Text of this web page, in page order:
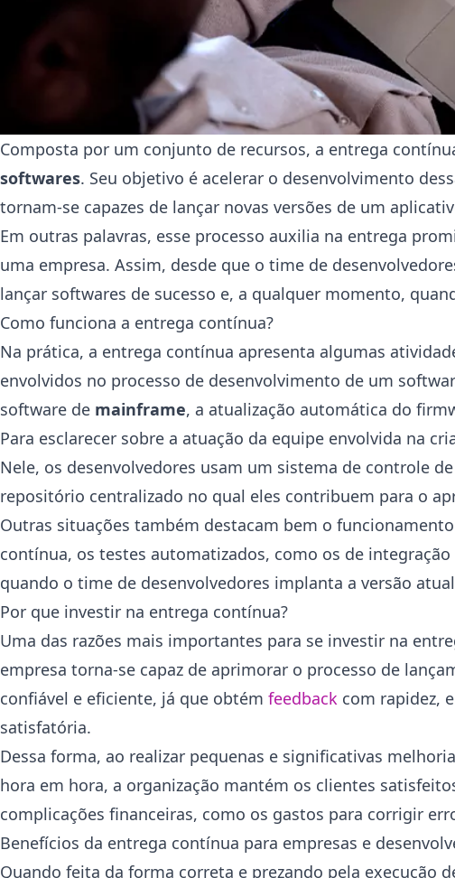
Composta por um conjunto de recursos, a entrega
softwares. Seu objetivo é acelerar o desenvolvimento
tornam-se capazes de lançar novas versões de um
Em outras palavras, esse processo auxilia na entrega
uma empresa. Assim, desde que o time de
lançar softwares de sucesso e, a qualquer momento,
Como funciona a entrega contínua?
Na prática, a entrega contínua apresenta algumas
envolvidos no processo de desenvolvimento de um
software de mainframe, a atualização automática do
Para esclarecer sobre a atuação da equipe envolvida na
Nele, os desenvolvedores usam um sistema de controle
repositório centralizado no qual eles contribuem para o
Outras situações também destacam bem o
contínua, os testes automatizados, como os de
quando o time de desenvolvedores implanta a versão
Por que investir na entrega contínua?
Uma das razões mais importantes para se investir na
empresa torna-se capaz de aprimorar o processo de
confiável e eficiente, já que obtém feedback com rapidez,
satisfatória.
Dessa forma, ao realizar pequenas e significativas
hora em hora, a organização mantém os clientes
complicações financeiras, como os gastos para corrigir
Benefícios da entrega contínua para empresas e
Quando feita da forma correta e prezando pela execução